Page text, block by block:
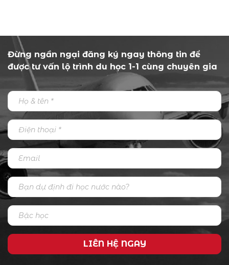
Đừng ngần ngại đăng ký ngay thông tin để
được tư vấn lộ trình du học 1-1 cùng chuyên gia
LIÊN HỆ NGAY